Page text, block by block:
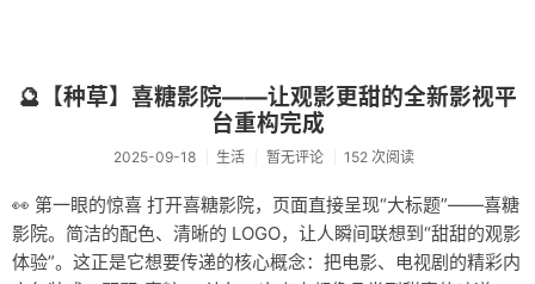
🔮【种草】喜糖影院——让观影更甜的全新影视平
台重构完成
2025-09-18 生活 暂无评论 152 次阅读
👀 第一眼的惊喜 打开喜糖影院，页面直接呈现“大标题”——喜糖
影院。简洁的配色、清晰的 LOGO，让人瞬间联想到“甜甜的观影
体验”。这正是它想要传递的核心概念：把电影、电视剧的精彩内